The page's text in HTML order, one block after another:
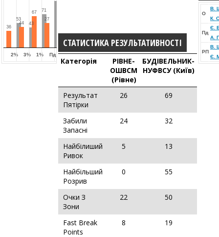
36
53
2%
44 43
3%
67 71
1%
27
Пд
СТАТИСТИКА РЕЗУЛЬТАТИВНОСТІ
Категорія
РІВНЕ-
ОШВСМ
(Рівне)
БУДІВЕЛЬНИК-
НУФВСУ (Київ)
Результат
Пятірки
26 69
Забили
Запасні
24 32
Найбілиший
Ривок
5 13
Найбільший
Розрив
0 55
Очки З
Зони
22 50
Fast Break
Points
8 19
О
В.
К.
Пд
Є.
А.
РП
В.
Є.